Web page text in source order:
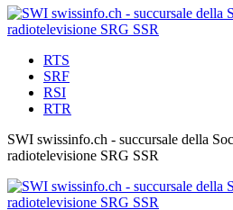
RTS
SRF
RSI
RTR
SWI swissinfo.ch - succursale della
radiotelevisione SRG SSR